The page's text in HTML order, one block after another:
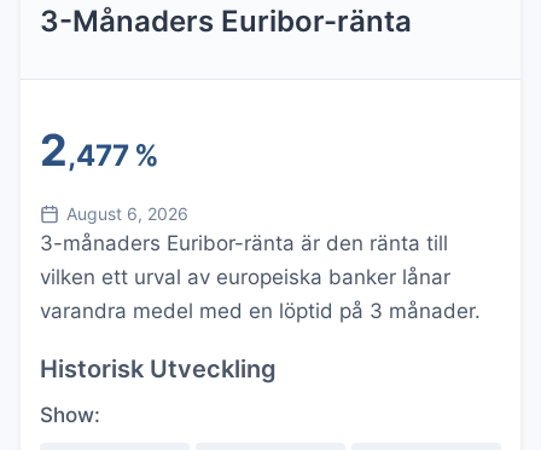
3-Månaders Euribor-ränta
2,477 %
August 6, 2026
3-månaders Euribor-ränta är den ränta till
vilken ett urval av europeiska banker lånar
varandra medel med en löptid på 3 månader.
Historisk Utveckling
Show: